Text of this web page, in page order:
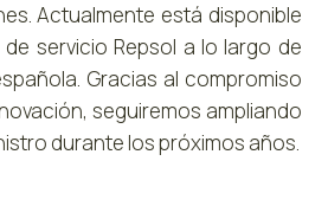
Actualmente está disponible
servicio Repsol a lo largo de
Gracias al compromiso
seguiremos ampliando
durante los próximos años.